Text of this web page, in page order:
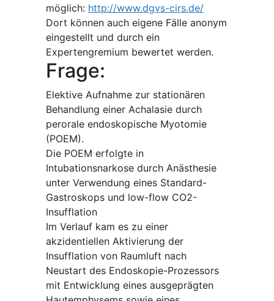
möglich: http://www.dgvs-cirs.de/
Dort können auch eigene Fälle anonym
eingestellt und durch ein
Expertengremium bewertet werden.
Frage:
Elektive Aufnahme zur stationären
Behandlung einer Achalasie durch
perorale endoskopische Myotomie
(POEM).
Die POEM erfolgte in
Intubationsnarkose durch Anästhesie
unter Verwendung eines Standard-
Gastroskops und low-flow CO2-
Insufflation
Im Verlauf kam es zu einer
akzidentiellen Aktivierung der
Insufflation von Raumluft nach
Neustart des Endoskopie-Prozessors
mit Entwicklung eines ausgeprägten